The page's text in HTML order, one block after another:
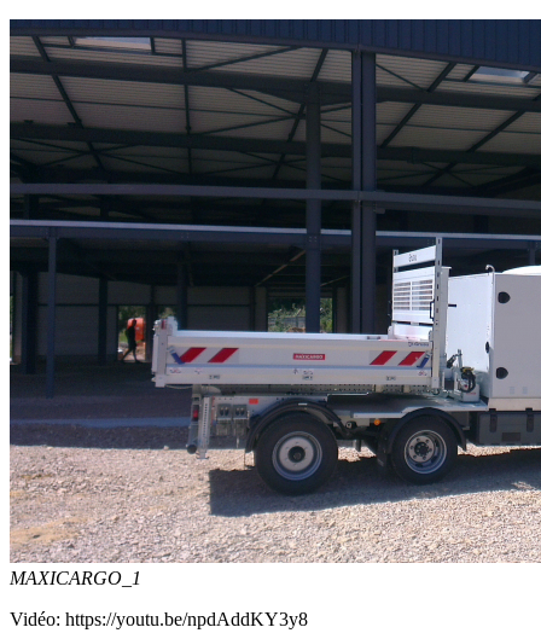
MAXICARGO_1
Vidéo: https://youtu.be/npdAddKY3y8